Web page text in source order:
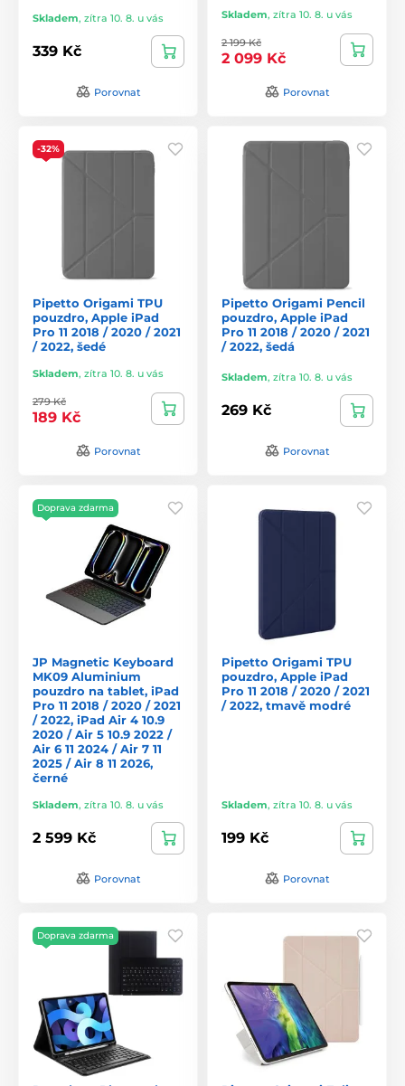
Skladem, zítra 10. 8. u vás
339 Kč
Porovnat
Skladem, zítra 10. 8. u vás
2 199 Kč
2 099 Kč
Porovnat
-32%
Pipetto Origami TPU
pouzdro, Apple iPad
Pro 11 2018 / 2020 / 2021
/ 2022, šedé
Skladem, zítra 10. 8. u vás
279 Kč
189 Kč
Porovnat
Pipetto Origami Pencil
pouzdro, Apple iPad
Pro 11 2018 / 2020 / 2021
/ 2022, šedá
Skladem, zítra 10. 8. u vás
269 Kč
Porovnat
Doprava zdarma
JP Magnetic Keyboard
MK09 Aluminium
pouzdro na tablet, iPad
Pro 11 2018 / 2020 / 2021
/ 2022, iPad Air 4 10.9
2020 / Air 5 10.9 2022 /
Air 6 11 2024 / Air 7 11
2025 / Air 8 11 2026,
černé
Skladem, zítra 10. 8. u vás
2 599 Kč
Porovnat
Pipetto Origami TPU
pouzdro, Apple iPad
Pro 11 2018 / 2020 / 2021
/ 2022, tmavě modré
Skladem, zítra 10. 8. u vás
199 Kč
Porovnat
Doprava zdarma